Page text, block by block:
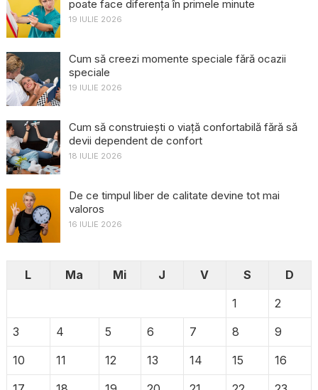
poate face diferența în primele minute
19 IULIE 2026
Cum să creezi momente speciale fără ocazii
speciale
19 IULIE 2026
Cum să construiești o viață confortabilă fără să
devii dependent de confort
18 IULIE 2026
De ce timpul liber de calitate devine tot mai
valoros
16 IULIE 2026
L Ma Mi J V S
D
1
2
3
4 5 6 7 8
9
10
11 12 13 14 15
16